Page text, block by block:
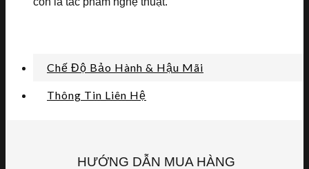
Chế Độ Bảo Hành & Hậu Mãi
Thông Tin Liên Hệ
HƯỚNG DẪN MUA HÀNG